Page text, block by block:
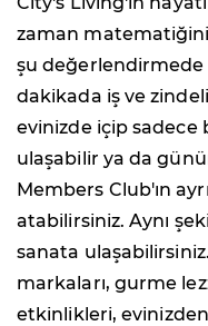
zaman matematiğini
şu
dakikada iş ve
evinizde içip sadece
ulaşabilir ya da
Members Club'ın
atabilirsiniz. Aynı
sanata
markaları, gurme
etkinlikleri,